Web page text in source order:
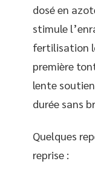
dosé en
stimule
fertilisation
première
lente
durée sans
Quelques
reprise :